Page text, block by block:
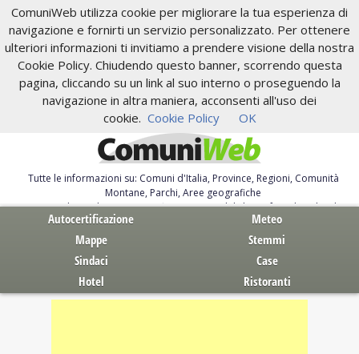
ComuniWeb utilizza cookie per migliorare la tua esperienza di
navigazione e fornirti un servizio personalizzato. Per ottenere
ulteriori informazioni ti invitiamo a prendere visione della nostra
Cookie Policy. Chiudendo questo banner, scorrendo questa
pagina, cliccando su un link al suo interno o proseguendo la
navigazione in altra maniera, acconsenti all'uso dei
cookie. Cookie Policy OK
Tutte le informazioni su: Comuni d'Italia, Province, Regioni, Comunità
Montane, Parchi, Aree geografiche
Servizi al Cittadino. Autocertificazione, moduli, leggi, free download
Autocertificazione
Meteo
Mappe
Stemmi
Sindaci
Case
Hotel
Ristoranti